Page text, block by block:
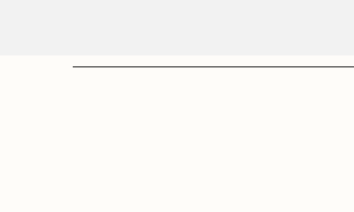
besonders
Alle
geprüft und